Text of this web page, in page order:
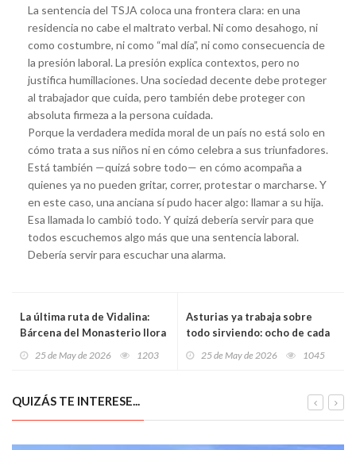
La sentencia del TSJA coloca una frontera clara: en una
residencia no cabe el maltrato verbal. Ni como desahogo, ni
como costumbre, ni como “mal día”, ni como consecuencia de
la presión laboral. La presión explica contextos, pero no
justifica humillaciones. Una sociedad decente debe proteger
al trabajador que cuida, pero también debe proteger con
absoluta firmeza a la persona cuidada.
Porque la verdadera medida moral de un país no está solo en
cómo trata a sus niños ni en cómo celebra a sus triunfadores.
Está también —quizá sobre todo— en cómo acompaña a
quienes ya no pueden gritar, correr, protestar o marcharse. Y
en este caso, una anciana sí pudo hacer algo: llamar a su hija.
Esa llamada lo cambió todo. Y quizá debería servir para que
todos escuchemos algo más que una sentencia laboral.
Debería servir para escuchar una alarma.
La última ruta de Vidalina:
Bárcena del Monasterio llora
estaba cuando el pueblo la
25 de May de 2026 1203
Asturias ya trabaja sobre
todo sirviendo: ocho de cada
sector servicios
25 de May de 2026 1045
QUIZÁS TE INTERESE...